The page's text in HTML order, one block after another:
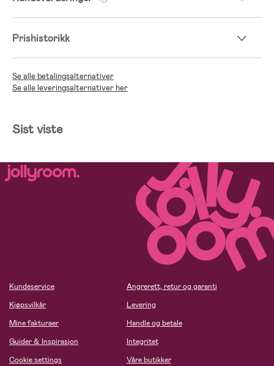
Prishistorikk
Se alle betalingsalternativer
Se alle leveringsalternativer her
Sist viste
Kundeservice
Kjøpsvilkår
Mine fakturaer
Guider & Inspirasjon
Cookie settings
Angrerett, retur og garanti
Levering
Handle og betale
Integritet
Våre butikker